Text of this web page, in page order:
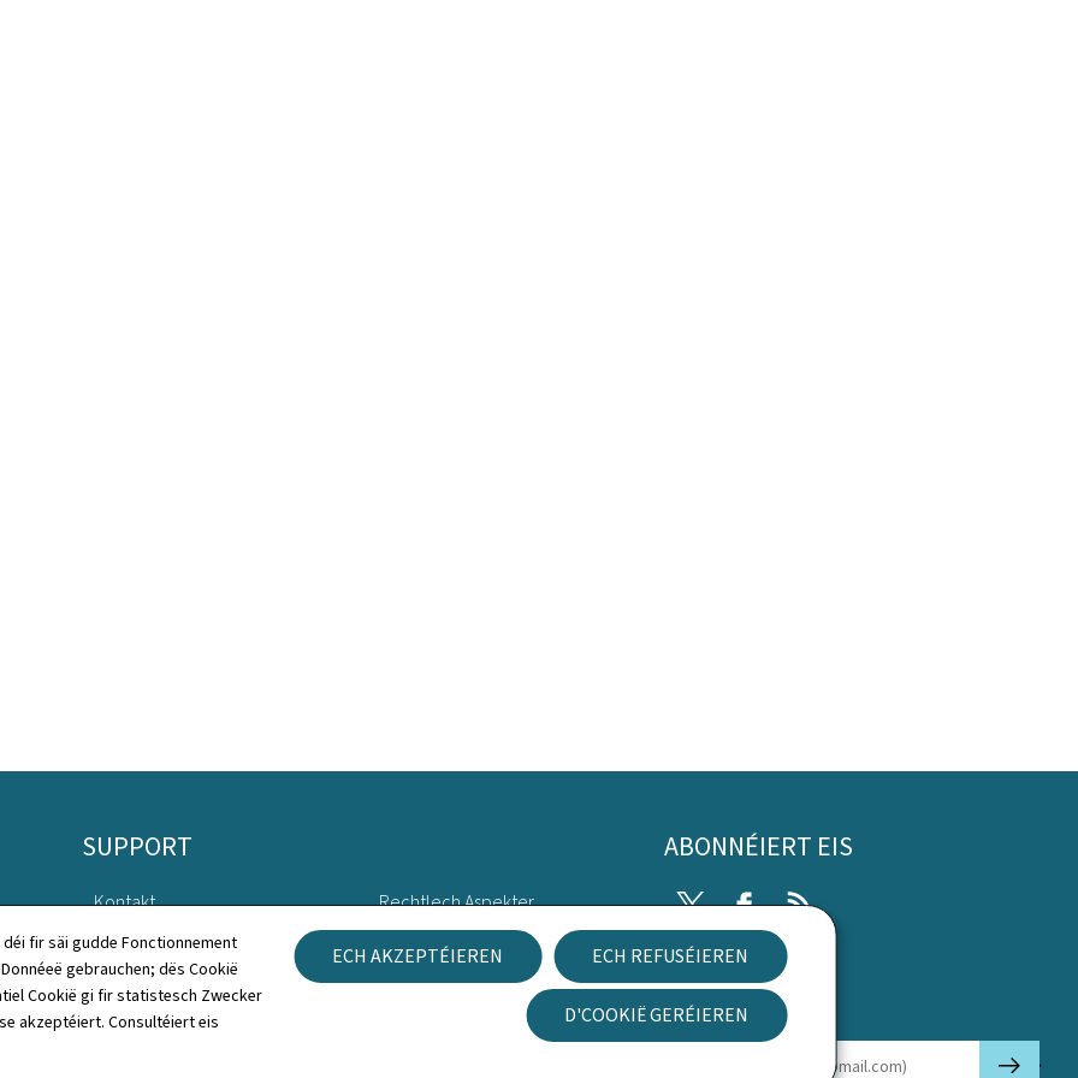
fir säi gudde Fonctionnement
gebrauchen; dës Cookië
Cookië gi fir statistesch Zwecker
akzeptéiert. Consultéiert eis
ECH AKZEPTÉIEREN ECH REFUSÉIEREN
D'COOKIË GERÉIEREN
SUPPORT
Kontakt
Sitemap
Iwwert dës Websäit
Rechtlech Aspekter
Accessibilitéitserklärung
Gestioun vu Cookien
ABONNÉIERT EIS
TwitterFacebook
RSS
Newsletter
🡒